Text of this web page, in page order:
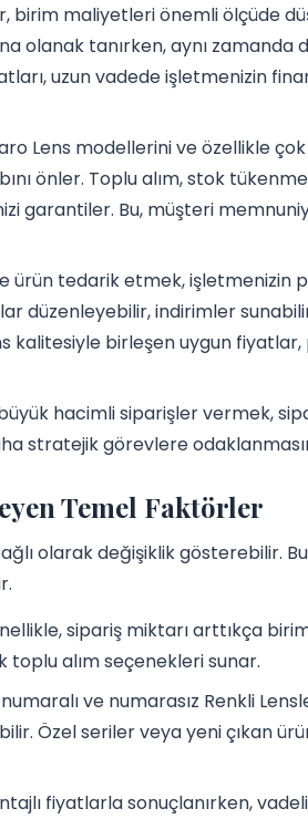
birim maliyetleri önemli ölçüde
olanak tanırken, aynı zamanda
uzun vadede işletmenizin
Lens modellerini ve özellikle
önler. Toplu alım, stok
garantiler. Bu, müşteri
ürün tedarik etmek, işletmenizin
düzenleyebilir, indirimler
kalitesiyle birleşen uygun fiyatlar,
hacimli siparişler vermek,
stratejik görevlere
Temel Faktörler
olarak değişiklik gösterebilir.
sipariş miktarı arttıkça
alım seçenekleri sunar.
ve numarasız Renkli
Özel seriler veya yeni çıkan
fiyatlarla sonuçlanırken,